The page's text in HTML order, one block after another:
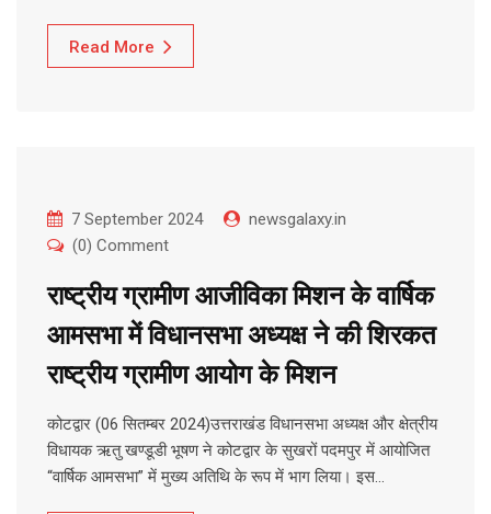
Read More
7 September 2024
newsgalaxy.in
(0) Comment
राष्ट्रीय ग्रामीण आजीविका मिशन के वार्षिक
आमसभा में विधानसभा अध्यक्ष ने की शिरकत
राष्ट्रीय ग्रामीण आयोग के मिशन
कोटद्वार (06 सितम्बर 2024)उत्तराखंड विधानसभा अध्यक्ष और क्षेत्रीय
विधायक ऋतु खण्डूडी भूषण ने कोटद्वार के सुखरों पदमपुर में आयोजित
“वार्षिक आमसभा” में मुख्य अतिथि के रूप में भाग लिया। इस…